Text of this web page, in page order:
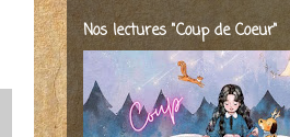
Nos lectures "Coup de Coeur"